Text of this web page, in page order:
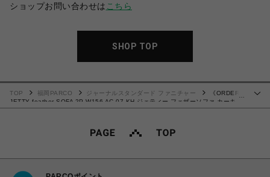
ショップお問い合わせは こちら
SHOP TOP
TOP 福岡PARCO ジャーナルスタンダード ファニチャー
《ORDER》
JETTY feather SOFA 2P W156 AC-07 KH ジェティー フェザーソファ カーキ
700